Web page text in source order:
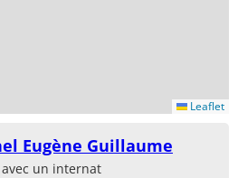
Leaflet
Eugène Guillaume
un internat